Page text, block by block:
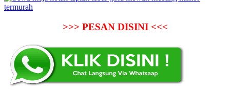
>>> PESAN DISINI <<<